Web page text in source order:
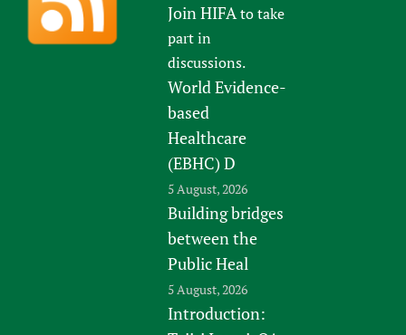
Join HIFAto take
part in
discussions.
World Evidence-
based
Healthcare
(EBHC) D
5 August, 2026
Building bridges
between the
Public Heal
5 August, 2026
Introduction: